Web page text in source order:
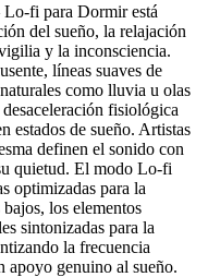
fi para Dormir está
del sueño, la relajación
y la inconsciencia.
líneas suaves de
como lluvia u olas
fisiológica
estados de sueño. Artistas
definen el sonido con
quietud. El modo Lo-fi
optimizadas para la
los elementos
sintonizadas para la
la frecuencia
apoyo genuino al sueño.